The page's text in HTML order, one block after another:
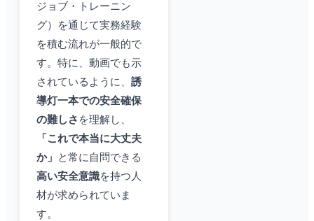
ジョブ・トレーニン
グ）を通じて実務経験
を積む流れが一般的で
す。特に、動画でも示
されているように、 誘
導灯一本での安全確保
の難しさ を理解し、
「これで本当に大丈夫
か」
と常に自問できる
高い安全意識を持つ人
材が求められていま
す。